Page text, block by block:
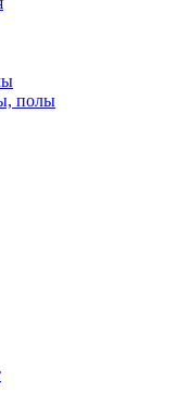
полы